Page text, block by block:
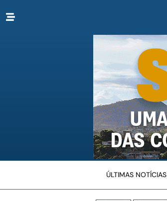
ÚLTIMAS NOTÍCIAS